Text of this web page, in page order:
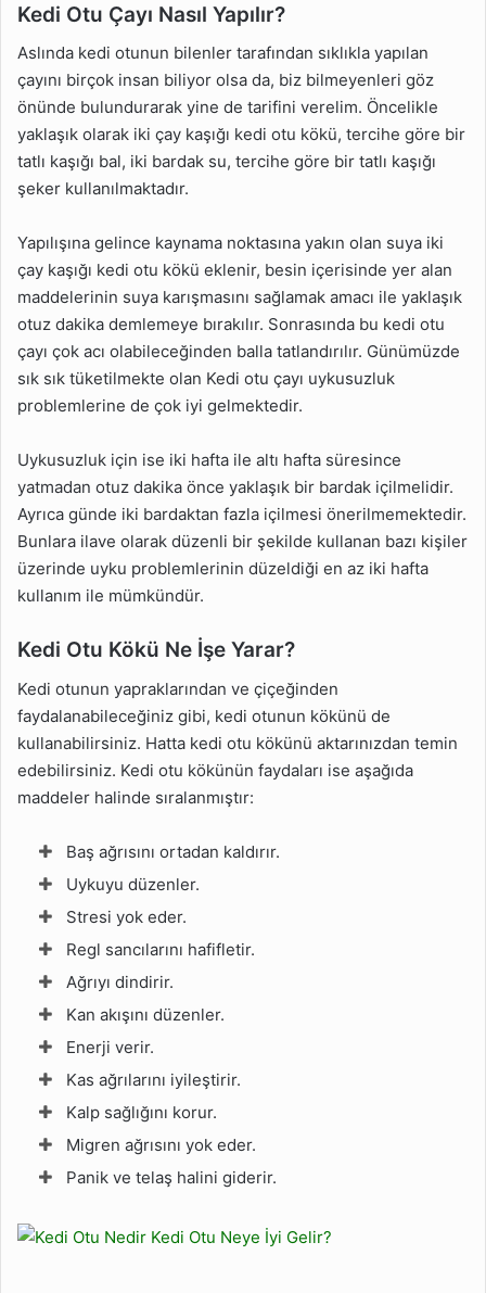
Kedi Otu Çayı Nasıl Yapılır?
Aslında kedi otunun bilenler tarafından sıklıkla yapılan
çayını birçok insan biliyor olsa da, biz bilmeyenleri göz
önünde bulundurarak yine de tarifini verelim. Öncelikle
yaklaşık olarak iki çay kaşığı kedi otu kökü, tercihe göre bir
tatlı kaşığı bal, iki bardak su, tercihe göre bir tatlı kaşığı
şeker kullanılmaktadır.
Yapılışına gelince kaynama noktasına yakın olan suya iki
çay kaşığı kedi otu kökü eklenir, besin içerisinde yer alan
maddelerinin suya karışmasını sağlamak amacı ile yaklaşık
otuz dakika demlemeye bırakılır. Sonrasında bu kedi otu
çayı çok acı olabileceğinden balla tatlandırılır. Günümüzde
sık sık tüketilmekte olan Kedi otu çayı uykusuzluk
problemlerine de çok iyi gelmektedir.
Uykusuzluk için ise iki hafta ile altı hafta süresince
yatmadan otuz dakika önce yaklaşık bir bardak içilmelidir.
Ayrıca günde iki bardaktan fazla içilmesi önerilmemektedir.
Bunlara ilave olarak düzenli bir şekilde kullanan bazı kişiler
üzerinde uyku problemlerinin düzeldiği en az iki hafta
kullanım ile mümkündür.
Kedi Otu Kökü Ne İşe Yarar?
Kedi otunun yapraklarından ve çiçeğinden
faydalanabileceğiniz gibi, kedi otunun kökünü de
kullanabilirsiniz. Hatta kedi otu kökünü aktarınızdan temin
edebilirsiniz. Kedi otu kökünün faydaları ise aşağıda
maddeler halinde sıralanmıştır:
Baş ağrısını ortadan kaldırır.
Uykuyu düzenler.
Stresi yok eder.
Regl sancılarını hafifletir.
Ağrıyı dindirir.
Kan akışını düzenler.
Enerji verir.
Kas ağrılarını iyileştirir.
Kalp sağlığını korur.
Migren ağrısını yok eder.
Panik ve telaş halini giderir.